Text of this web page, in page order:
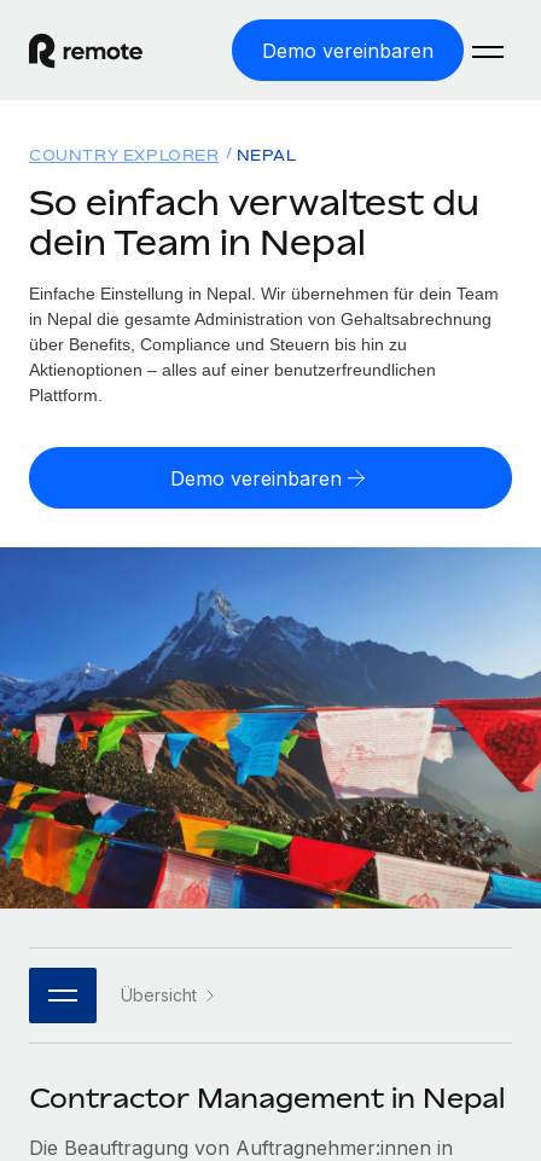
Demo vereinbaren
WELTWEITE BESCHÄFTIGUNG
Globale Payroll
Einfache, rechtssicher Payroll
Employer of Record
Weltweites Wachstum ohne Kosten für Niederlassungen
Contractor of Record
Rechtssichere, weltweite Arbeit mit Freelancer:innen
Globales Onboarding und Verwalten von
Auslagern von komplexen HR-Aufgaben
INFRASTRUKTUR
Remote Embedded
Nahtlose Integration der HR in bestehende Abläufe
Plattform
Integrierte HR-Kernfunktionen für dein Team
MCP
Integrationen
Tools
Lösungen
WELTWEITE ABDECKUNG
Country Explorer
Länderspezifische Unterstützung bei der Einstellung
Einfache Einstellung in allen US-Bundesstaaten
WACHSTUMSPHASE
Startups
Agile HR- und Payroll-Lösungen für wachsende
Unternehmen
Mittelstand
Maßgeschneiderte HR-Lösungen, um Teams zu
vergrößern
Enterprise
Globale HR für Konzerne und Großunternehmen
PARTNER WERDEN
Flexible Einbettung von Global-HR-Funktionen in deine
Entdecke die Möglichkeiten einer Partnerschaft
Ressourcen
TOOLS UND RECHNER
Scheinselbstständigkeitsrisiko berechnen
Personalkostenrechner
Honorarzahlungen berechnen
Informationen zu möglichen Währungen und
Abwicklungsfristen für globale Freelancer:innen
LERNEN MIT REMOTE
Forschung und Leitfäden
Fallstudien
HR-Glossar
Bibliothek für Stellenbeschreibungen
Webinare
Events
Newsroom
Preise
Deutsch
Español
Italiano
Português (Portugal)
한국어
COUNTRY EXPLORER NEPAL
So einfach verwaltest du
dein Team in Nepal
Einfache Einstellung in Nepal. Wir übernehmen für dein Team
in Nepal die gesamte Administration von Gehaltsabrechnung
über Benefits, Compliance und Steuern bis hin zu
Aktienoptionen – alles auf einer benutzerfreundlichen
Plattform.
Demo vereinbaren
Übersicht
Contractor Management in Nepal
Die Beauftragung von Auftragnehmer:innen in